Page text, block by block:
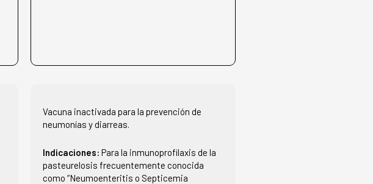
Vacuna inactivada para la prevención de
neumonías y diarreas.
Indicaciones:Para la inmunoprofilaxis de la
pasteurelosis frecuentemente conocida
como “Neumoenteritis o Septicemia